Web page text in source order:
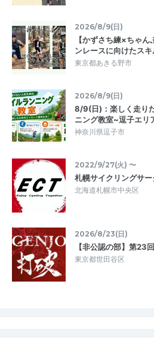
2026/8/9(日)
【かずさち練×ちゃ
ンレースに向けたス
東京都あきる野市
2026/8/9(日)
8/9(日)：楽しく走り
ニング教室~逗子エリ
神奈川県逗子市
2022/9/27(火) 〜
札幌サイクリングサ
北海道札幌市中央区
2026/8/23(日)
【非公認の部】第23
東京都世田谷区